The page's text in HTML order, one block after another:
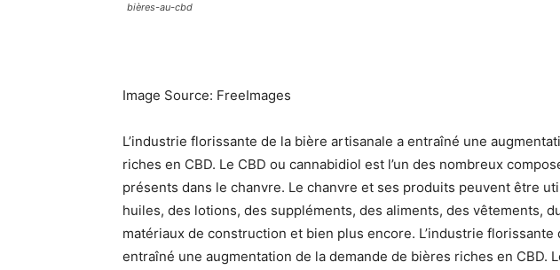
bières-au-cbd
Image Source: FreeImages‍
L’industrie florissante de la bière artisanale a entraîné une
riches en CBD. Le CBD ou cannabidiol est l’un des nombreux
présents dans le chanvre. Le chanvre et ses produits peuvent être
huiles, des lotions, des suppléments, des aliments, des vêtements,
matériaux de construction et bien plus encore. L’industrie florissante
entraîné une augmentation de la demande de bières riches en CBD.